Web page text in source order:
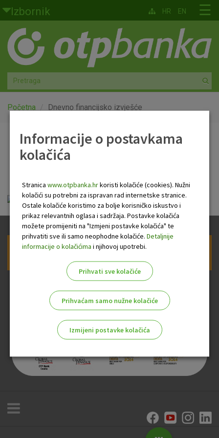
Skoči na glavni sadržaj
Izbornik
Građani
Privatno bankarstvo
Agro
Mala poduzeća i obrtnici
Globalna tržišta
O nama
☰
HR EN
Početna Dnevno financijsko izvješće
Dnevno financijsko
Dnevno financijsko izvješće.pdf
Prijava na newsletter OTP banke
Informacije o postavkama
kolačića
Stranica www.otpbanka.hrkoristi kolačiće (cookies). Nužni
kolačići su potrebni za ispravan rad internetske stranice.
Ostale kolačiće koristimo za bolje korisničko iskustvo i
prikaz relevantnih oglasa i sadržaja. Postavke kolačića
možete promijeniti na "Izmjeni postavke kolačića" te
prihvatiti sve ili samo neophodne kolačiće. Detaljnije
informacije o kolačićima i njihovoj upotrebi.
Prihvati sve kolačiće
Prihvaćam samo nužne kolačiće
Izmijeni postavke kolačića
Nužni kolačići